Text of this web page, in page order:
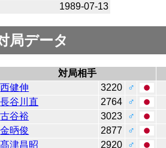
1989-07-13
局データ
対局相手
西健伸 3220
♂
長谷川直 2764
♂
古谷裕 3023
♂
金昞俊 2877
♂
髙津昌昭 2920
♂